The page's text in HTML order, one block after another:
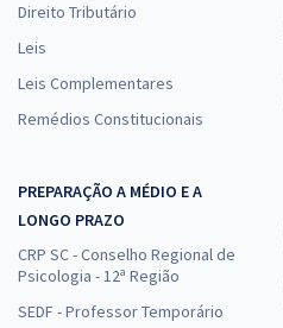
Direito Tributário
Leis
Leis Complementares
Remédios Constitucionais
PREPARAÇÃO A MÉDIO E A
LONGO PRAZO
CRP SC - Conselho Regional de
Psicologia - 12ª Região
SEDF - Professor Temporário